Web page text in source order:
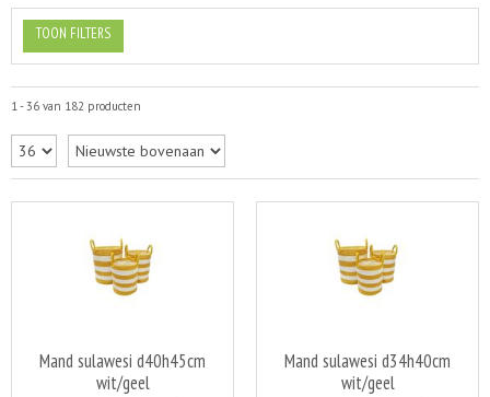
TOON FILTERS
1 - 36 van 182 producten
Mand sulawesi d40h45cm
wit/geel
Mand sulawesi d34h40cm
wit/geel